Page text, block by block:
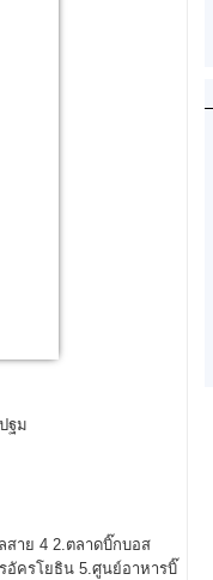
ฐม
าย 4 2.ตลาดบิ๊กบอส
อัครโยธิน 5.ศูนย์อาหารบิ๊